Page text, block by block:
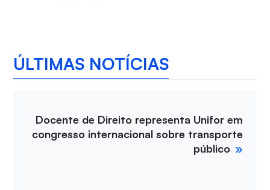
ÚLTIMAS NOTÍCIAS
Docente de Direito representa Unifor em
congresso internacional sobre transporte
público